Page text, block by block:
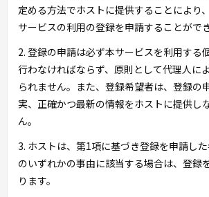
定める方法でホストに提供することにより
サービスの利用の登録を申請することができ
2. 登録の申請は必ず本サービスを利用する
行わなければならず、原則として代理人に
られません。また、登録希望者は、登録の
実、正確かつ最新の情報をホストに提供し
ん。
3. ホストは、第1項に基づき登録を申請し
のいずれかの事由に該当する場合は、登録
ります。